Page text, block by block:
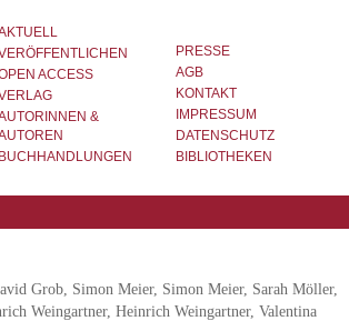
ACCESS
&
BUCHHANDLUNGEN
PRESSE
AGB
KONTAKT
IMPRESSUM
DATENSCHUTZ
BIBLIOTHEKEN
Grob, Simon Meier, Simon Meier, Sarah Möller,
Weingartner, Heinrich Weingartner, Valentina